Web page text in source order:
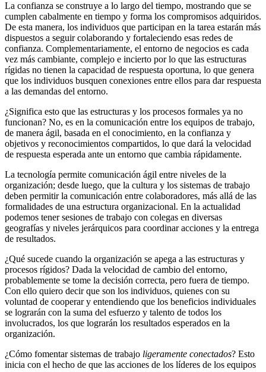
La confianza se construye a lo largo del tiempo, mostrando que se
cumplen cabalmente en tiempo y forma los compromisos adquiridos.
De esta manera, los individuos que participan en la tarea estarán más
dispuestos a seguir colaborando y fortaleciendo esas redes de
confianza. Complementariamente, el entorno de negocios es cada
vez más cambiante, complejo e incierto por lo que las estructuras
rígidas no tienen la capacidad de respuesta oportuna, lo que genera
que los individuos busquen conexiones entre ellos para dar respuesta
a las demandas del entorno.
¿Significa esto que las estructuras y los procesos formales ya no
funcionan? No, es en la comunicación entre los equipos de trabajo,
de manera ágil, basada en el conocimiento, en la confianza y
objetivos y reconocimientos compartidos, lo que dará la velocidad
de respuesta esperada ante un entorno que cambia rápidamente.
La tecnología permite comunicación ágil entre niveles de la
organización; desde luego, que la cultura y los sistemas de trabajo
deben permitir la comunicación entre colaboradores, más allá de las
formalidades de una estructura organizacional. En la actualidad
podemos tener sesiones de trabajo con colegas en diversas
geografías y niveles jerárquicos para coordinar acciones y la entrega
de resultados.
¿Qué sucede cuando la organización se apega a las estructuras y
procesos rígidos? Dada la velocidad de cambio del entorno,
probablemente se tome la decisión correcta, pero fuera de tiempo.
Con ello quiero decir que son los individuos, quienes con su
voluntad de cooperar y entendiendo que los beneficios individuales
se lograrán con la suma del esfuerzo y talento de todos los
involucrados, los que lograrán los resultados esperados en la
organización.
¿Cómo fomentar sistemas de trabajo ligeramente conectados? Esto
inicia con el hecho de que las acciones de los líderes de los equipos